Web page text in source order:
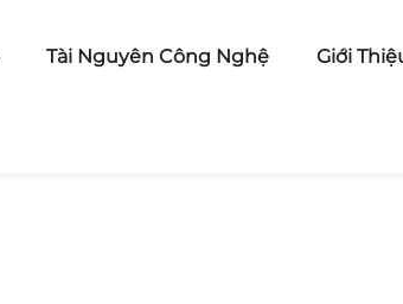
Tài Nguyên Công Nghệ Giới